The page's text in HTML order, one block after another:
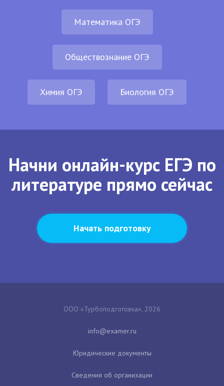
Математика ОГЭ
Обществознание ОГЭ
Химия ОГЭ Биология ОГЭ
Начни онлайн-курс ЕГЭ по
литературе прямо сейчас
Начать подготовку
ООО «Турбоподготовка», 2026
Юридические документы
Сведения об организации